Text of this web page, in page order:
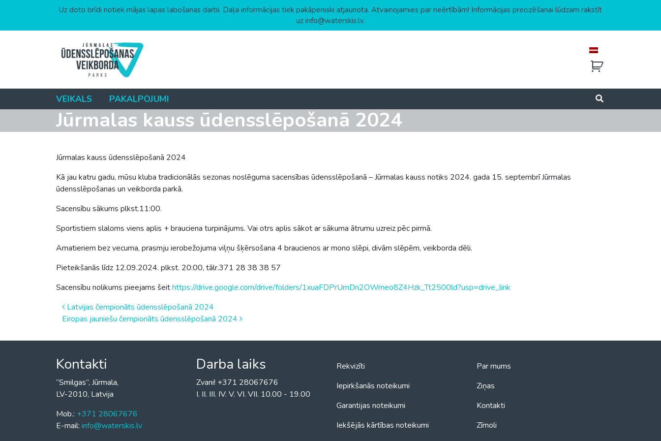
Uz doto brīdi notiek mājas lapas labošanas darbi. Daļa informācijas tiek pakāpeniski atjaunota. Atvainojamies par neērtībām! Informācijas precizēšanai lūdzam rakstīt
uz info@waterskis.lv.
VEIKALS PAKALPOJUMI
Jūrmalas kauss ūdensslēpošanā 2024
Jūrmalas kauss ūdensslēpošanā 2024
Kā jau katru gadu, mūsu kluba tradicionālās sezonas noslēguma sacensības ūdensslēpošanā – Jūrmalas kauss notiks 2024. gada 15. septembrī Jūrmalas
ūdensslēpošanas un veikborda parkā.
Sacensību sākums plkst.11:00.
Sportistiem slaloms viens aplis + brauciena turpinājums. Vai otrs aplis sākot ar sākuma ātrumu uzreiz pēc pirmā.
Amatieriem bez vecuma, prasmju ierobežojuma viļņu šķērsošana 4 braucienos ar mono slēpi, divām slēpēm, veikborda dēli.
Pieteikšanās līdz 12.09.2024. plkst. 20:00, tālr.371 28 38 38 57
Sacensību nolikums pieejams šeithttps://drive.google.com/drive/folders/1xuaFDPrUmDn2OWmeo8Z4Hzk_Tt2500ld?usp=drive_link
Post
navigation
Latvijas čempionāts ūdensslēpošanā 2024
Eiropas jauniešu čempionāts ūdensslēpošanā 2024
Kontakti
“Smilgas”, Jūrmala,
LV-2010, Latvija
Mob.: +371 28067676
E-mail: info@waterskis.lv
Darba laiks
Zvani! +371 28067676
I. II. III. IV. V. VI. VII. 10.00 - 19.00
Rekvizīti
Iepirkšanās noteikumi
Garantijas noteikumi
Iekšējās kārtības noteikumi
Par mums
Ziņas
Kontakti
Zīmoli